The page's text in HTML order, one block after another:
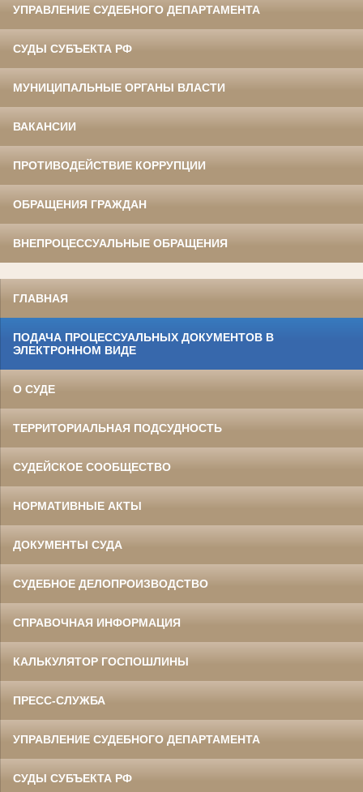
УПРАВЛЕНИЕ СУДЕБНОГО ДЕПАРТАМЕНТА
СУДЫ СУБЪЕКТА РФ
МУНИЦИПАЛЬНЫЕ ОРГАНЫ ВЛАСТИ
ВАКАНСИИ
ПРОТИВОДЕЙСТВИЕ КОРРУПЦИИ
ОБРАЩЕНИЯ ГРАЖДАН
ВНЕПРОЦЕССУАЛЬНЫЕ ОБРАЩЕНИЯ
ГЛАВНАЯ
ПОДАЧА ПРОЦЕССУАЛЬНЫХ ДОКУМЕНТОВ В
ЭЛЕКТРОННОМ ВИДЕ
О СУДЕ
ТЕРРИТОРИАЛЬНАЯ ПОДСУДНОСТЬ
СУДЕЙСКОЕ СООБЩЕСТВО
НОРМАТИВНЫЕ АКТЫ
ДОКУМЕНТЫ СУДА
СУДЕБНОЕ ДЕЛОПРОИЗВОДСТВО
СПРАВОЧНАЯ ИНФОРМАЦИЯ
КАЛЬКУЛЯТОР ГОСПОШЛИНЫ
ПРЕСС-СЛУЖБА
УПРАВЛЕНИЕ СУДЕБНОГО ДЕПАРТАМЕНТА
СУДЫ СУБЪЕКТА РФ